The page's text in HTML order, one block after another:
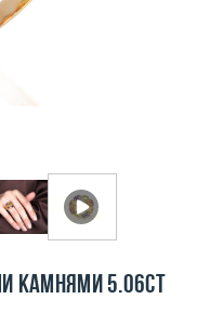
камнями 5.06ct